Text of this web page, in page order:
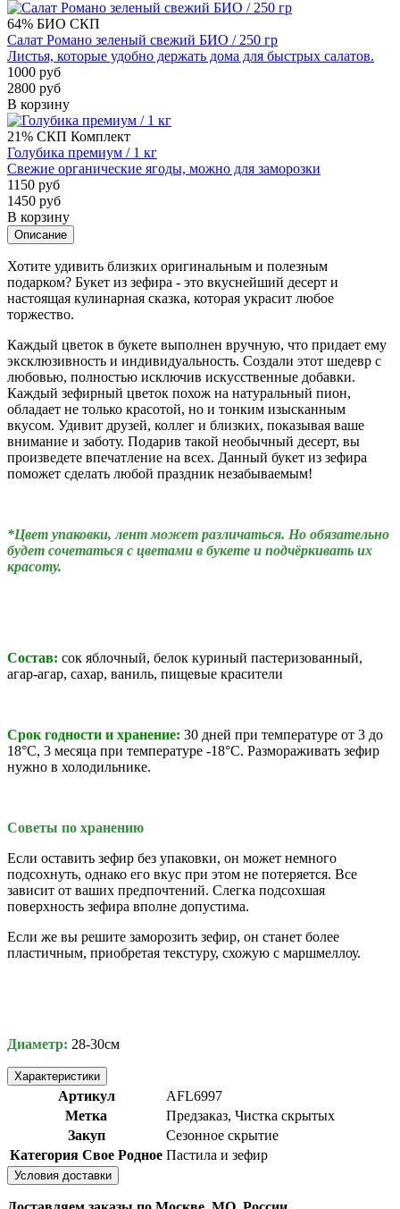
64% БИО СКП
Салат Романо зеленый свежий БИО / 250 гр
Листья, которые удобно держать дома для быстрых салатов.
1000 руб
2800 руб
В корзину
21% СКП Комплект
Голубика премиум / 1 кг
Свежие органические ягоды, можно для заморозки
1150 руб
1450 руб
В корзину
Описание
Хотите удивить близких оригинальным и полезным
подарком? Букет из зефира - это вкуснейший десерт и
настоящая кулинарная сказка, которая украсит любое
торжество.
Каждый цветок в букете выполнен вручную, что придает ему
эксклюзивность и индивидуальность. Создали этот шедевр с
любовью, полностью исключив искусственные добавки.
Каждый зефирный цветок похож на натуральный пион,
обладает не только красотой, но и тонким изысканным
вкусом. Удивит друзей, коллег и близких, показывая ваше
внимание и заботу. Подарив такой необычный десерт, вы
произведете впечатление на всех. Данный букет из зефира
поможет сделать любой праздник незабываемым!
*Цвет упаковки, лент может различаться. Но обязательно
будет сочетаться с цветами в букете и подчёркивать их
красоту.
Состав: сок яблочный, белок куриный пастеризованный,
агар-агар, сахар, ваниль, пищевые красители
Срок годности и хранение: 30 дней при температуре от 3 до
18°С, 3 месяца при температуре -18°C. Размораживать зефир
нужно в холодильнике.
Советы по хранению
Если оставить зефир без упаковки, он может немного
подсохнуть, однако его вкус при этом не потеряется. Все
зависит от ваших предпочтений. Слегка подсохшая
поверхность зефира вполне допустима.
Если же вы решите заморозить зефир, он станет более
пластичным, приобретая текстуру, схожую с маршмеллоу.
Диаметр: 28-30см
Характеристики
Артикул
AFL6997
Метка
Предзаказ, Чистка скрытых
Закуп
Сезонное скрытие
Категория Свое Родное Пастила и зефир
Условия доставки